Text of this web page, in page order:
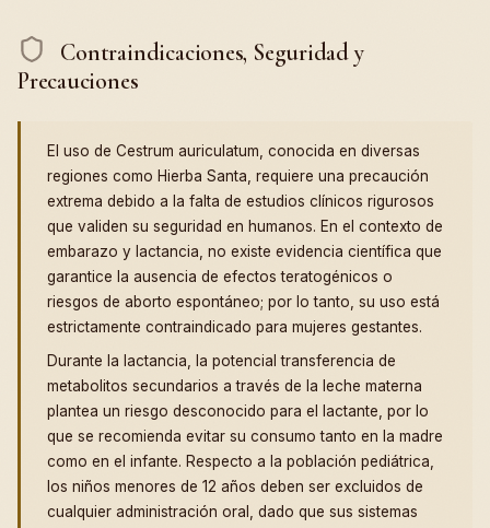
Contraindicaciones, Seguridad y
Precauciones
El uso de Cestrum auriculatum, conocida en diversas
regiones como Hierba Santa, requiere una precaución
extrema debido a la falta de estudios clínicos rigurosos
que validen su seguridad en humanos. En el contexto de
embarazo y lactancia, no existe evidencia científica que
garantice la ausencia de efectos teratogénicos o
riesgos de aborto espontáneo; por lo tanto, su uso está
estrictamente contraindicado para mujeres gestantes.
Durante la lactancia, la potencial transferencia de
metabolitos secundarios a través de la leche materna
plantea un riesgo desconocido para el lactante, por lo
que se recomienda evitar su consumo tanto en la madre
como en el infante. Respecto a la población pediátrica,
los niños menores de 12 años deben ser excluidos de
cualquier administración oral, dado que sus sistemas